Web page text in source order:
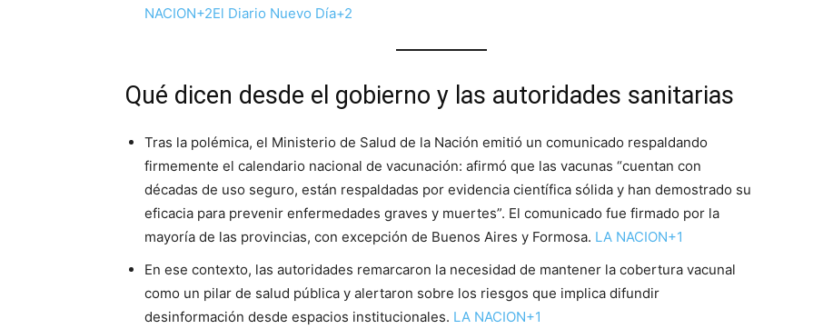
NACION+2El Diario Nuevo Día+2
Qué dicen desde el gobierno y las autoridades sanitarias
Tras la polémica, el Ministerio de Salud de la Nación emitió un comunicado respaldando
firmemente el calendario nacional de vacunación: afirmó que las vacunas “cuentan con
décadas de uso seguro, están respaldadas por evidencia científica sólida y han demostrado su
eficacia para prevenir enfermedades graves y muertes”. El comunicado fue firmado por la
mayoría de las provincias, con excepción de Buenos Aires y Formosa. LA NACION+1
En ese contexto, las autoridades remarcaron la necesidad de mantener la cobertura vacunal
como un pilar de salud pública y alertaron sobre los riesgos que implica difundir
desinformación desde espacios institucionales. LA NACION+1